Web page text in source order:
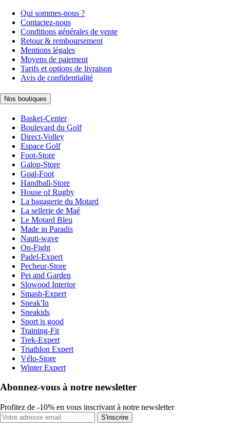
Qui sommes-nous ?
Contactez-nous
Conditions générales de vente
Retour & remboursement
Mentions légales
Moyens de paiement
Tarifs et options de livraison
Avis de confidentialité
Nos boutiques
Basket-Center
Boulevard du Golf
Direct-Volley
Espace Golf
Foot-Store
Galop-Store
Goal-Foot
Handball-Store
House of Rugby
La bagagerie du Motard
La sellerie de Maé
Le Motard Bleu
Made in Paradis
Nauti-wave
On-Fight
Padel-Expert
Pecheur-Store
Pet and Garden
Slowood Interior
Smash-Expert
Sneak'In
Sneakids
Sport is good
Training-Fit
Trek-Expert
Triathlon Expert
Vélo-Store
Winter Expert
Abonnez-vous à notre newsletter
Profitez de -10% en vous inscrivant à notre newsletter
S'inscrire